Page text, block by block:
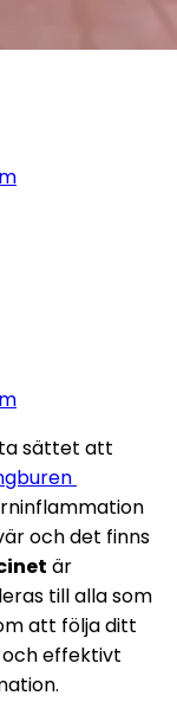
sättet att
och det finns
är
till alla som
att följa ditt
effektivt